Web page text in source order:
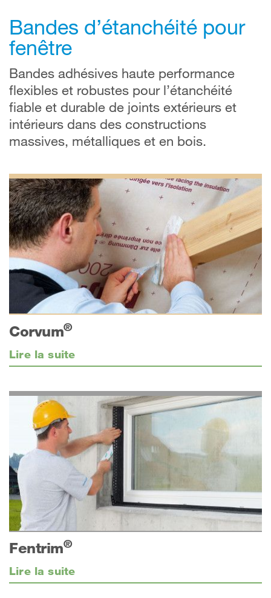
Bandes d’étanchéité pour
fenêtre
Bandes adhésives haute performance
flexibles et robustes pour l’étanchéité
fiable et durable de joints extérieurs et
intérieurs dans des constructions
massives, métalliques et en bois.
Corvum®
Lire la suite
Fentrim®
Lire la suite